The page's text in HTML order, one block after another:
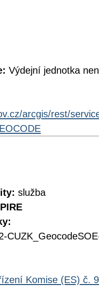
Výdejní jednotka
arcgis/rest/
služba
Komise (ES) č.